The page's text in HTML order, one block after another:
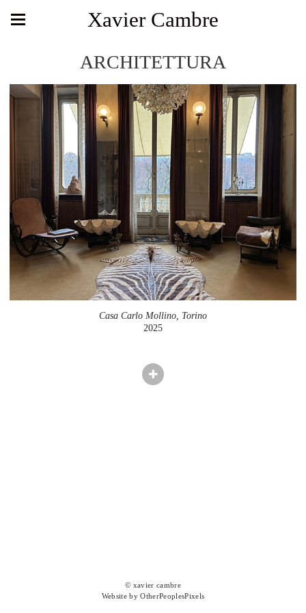
Xavier Cambre
ARCHITETTURA
Casa Carlo Mollino, Torino
2025
© xavier cambre
Website by OtherPeoplesPixels